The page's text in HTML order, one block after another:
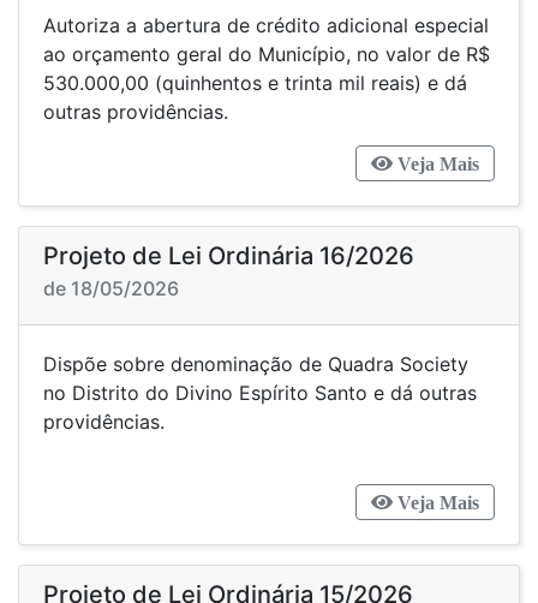
Autoriza a abertura de crédito adicional especial
ao orçamento geral do Município, no valor de R$
530.000,00 (quinhentos e trinta mil reais) e dá
outras providências.
Veja Mais
Projeto de Lei Ordinária 16/2026
de 18/05/2026
Dispõe sobre denominação de Quadra Society
no Distrito do Divino Espírito Santo e dá outras
providências.
Veja Mais
Projeto de Lei Ordinária 15/2026